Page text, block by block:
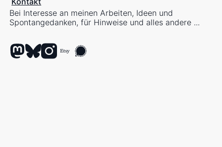
Bei Interesse an meinen Arbeiten, Ideen und
Spontangedanken, für Hinweise und alles andere ...